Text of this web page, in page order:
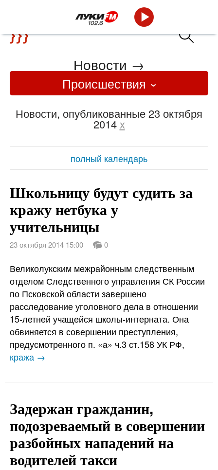
Новости →
Происшествия
Новости, опубликованные 23 октября
2014 x
полный календарь
Школьницу будут судить за
кражу нетбука у
учительницы
23 октября 2014 15:00 0
Великолукским межрайонным следственным
отделом Следственного управления СК России
по Псковской области завершено
расследование уголовного дела в отношении
15-летней учащейся школы-интерната. Она
обвиняется в совершении преступления,
предусмотренного п. «а» ч.3 ст.158 УК РФ,
кража →
Задержан гражданин,
подозреваемый в совершении
разбойных нападений на
водителей такси